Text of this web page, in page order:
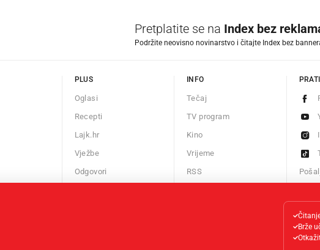
Brže
Pretplatite se na Index bez
Podržite neovisno novinarstvo i čitajte Index bez
PLUS
Oglasi
Recepti
Lajk.hr
Vježbe
Odgovori
INFO
Tečaj
TV program
Kino
Vrijeme
RSS